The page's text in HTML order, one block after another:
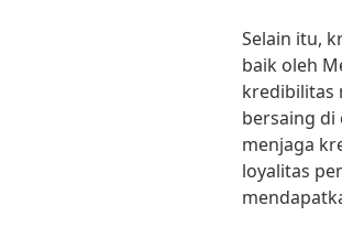
Selain itu,
baik oleh
kredibilitas
bersaing di
menjaga
loyalitas